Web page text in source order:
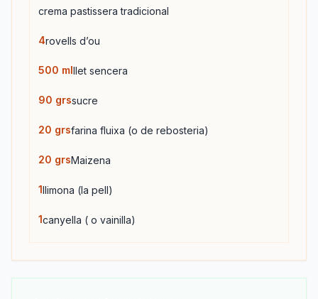
crema pastissera tradicional
4rovells d’ou
500 mlllet sencera
90 grssucre
20 grsfarina fluixa (o de rebosteria)
20 grsMaizena
1llimona (la pell)
1canyella ( o vainilla)